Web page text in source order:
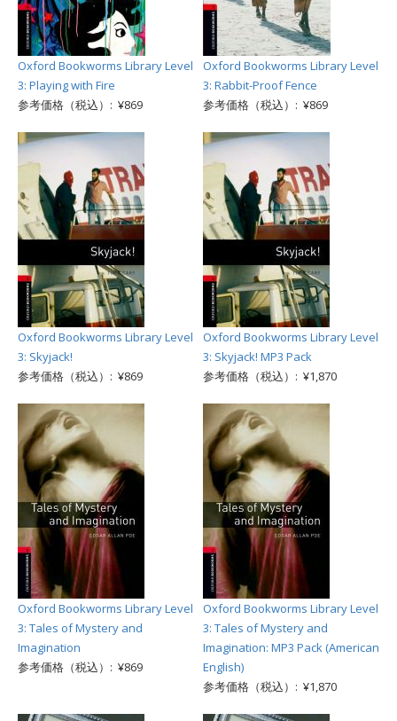
Oxford Bookworms Library Level
3: Playing with Fire
参考価格（税込）: ¥869
Oxford Bookworms Library Level
3: Rabbit-Proof Fence
参考価格（税込）: ¥869
Oxford Bookworms Library Level
3: Skyjack!
参考価格（税込）: ¥869
Oxford Bookworms Library Level
3: Skyjack! MP3 Pack
参考価格（税込）: ¥1,870
Oxford Bookworms Library Level
3: Tales of Mystery and
Imagination
参考価格（税込）: ¥869
Oxford Bookworms Library Level
3: Tales of Mystery and
Imagination: MP3 Pack (American
English)
参考価格（税込）: ¥1,870